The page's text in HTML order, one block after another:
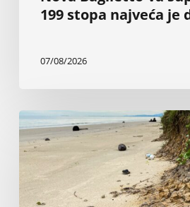
199 stopa najveća je
07/08/2026
Inženjer
tvrdi
da
i
sudovi